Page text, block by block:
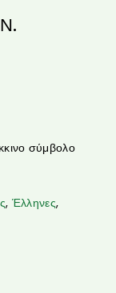
σύμβολο
, Έλληνες,